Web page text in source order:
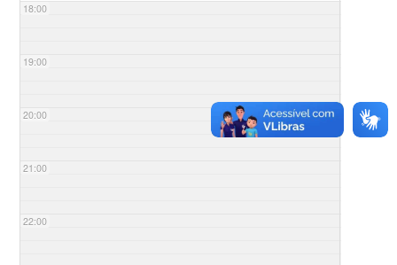
18:00
19:00
20:00
21:00
22:00